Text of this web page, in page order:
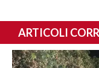
ARTICOLI